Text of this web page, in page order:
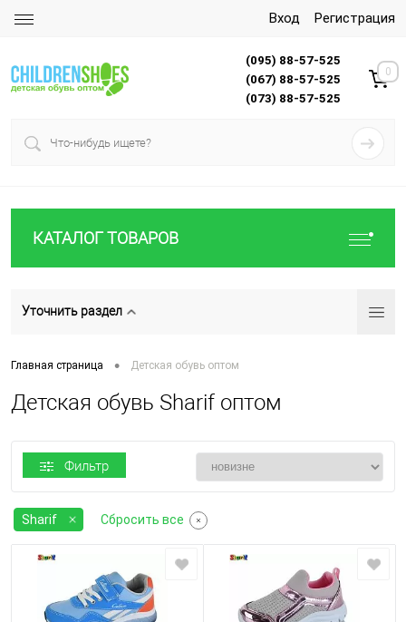
Вход Регистрация
(095) 88-57-525
(067) 88-57-525
(073) 88-57-525
0
КАТАЛОГ ТОВАРОВ
Уточнить раздел
Главная страница • Детская обувь оптом
Детская обувь Sharif оптом
Фильтр
Sharif Сбросить все